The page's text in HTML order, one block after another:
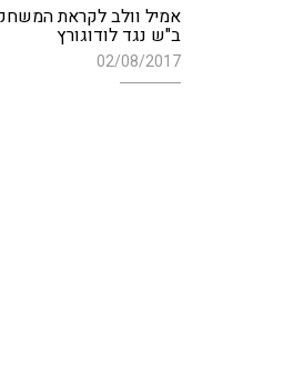
אמיל וולב לקראת
ב"ש נגד לודוגורץ
02/08/2017